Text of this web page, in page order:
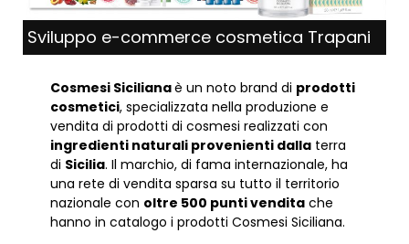
Sviluppo e-commerce cosmetica Trapani
Cosmesi Sicilianaè un noto brand di prodotti
cosmetici, specializzata nella produzione e
vendita di prodotti di cosmesi realizzati con
ingredienti naturali provenienti dallaterra
di Sicilia. Il marchio, di fama internazionale, ha
una rete di vendita sparsa su tutto il territorio
nazionale con oltre 500 punti venditache
hanno in catalogo i prodotti Cosmesi Siciliana.